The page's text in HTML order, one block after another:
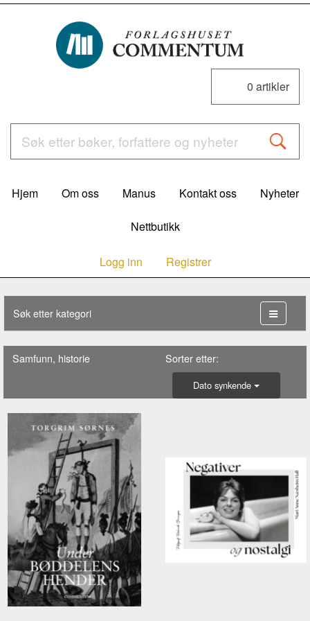
0 artikler
Hjem Om oss Manus Kontakt oss Nyheter
Nettbutikk
Logg inn Registrer
Søk etter kategori
Samfunn, historie Sorter etter:
Dato synkende